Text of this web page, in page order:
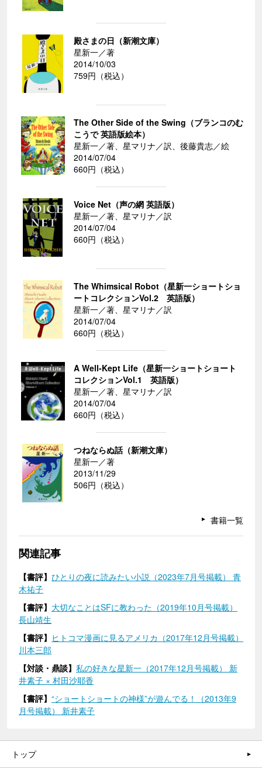
殿さまの日（新潮文庫）
星新一／著
2014/10/03
759円（税込）
The Other Side of the Swing（ブランコのむ
こうで 英語版絵本）
星新一／著、星マリナ／訳、後藤貴志／絵
2014/07/04
660円（税込）
Voice Net（声の網 英語版）
星新一／著、星マリナ／訳
2014/07/04
660円（税込）
The Whimsical Robot（星新一ショートショ
ートコレクションVol.2 英語版）
星新一／著、星マリナ／訳
2014/07/04
660円（税込）
A Well-Kept Life（星新一ショートショート
コレクションVol.1 英語版）
星新一／著、星マリナ／訳
2014/07/04
660円（税込）
つねならぬ話（新潮文庫）
星新一／著
2013/11/29
506円（税込）
書籍一覧
関連記事
【書評】 ひとりの夜に読みたい小説（2023年7月号掲載） 青
木祐子
【書評】 大切なことはSFに教わった（2019年10月号掲載）
長山靖生
【書評】 ヒトコマ漫画に見るアメリカ（2017年12月号掲載）
川本三郎
【対談・鼎談】 私の好きな星新一（2017年12月号掲載） 新
井素子 × 村田沙耶香
【書評】 “ショートショートの神様”が遊んでる！（2013年9
月号掲載） 新井素子
トップ